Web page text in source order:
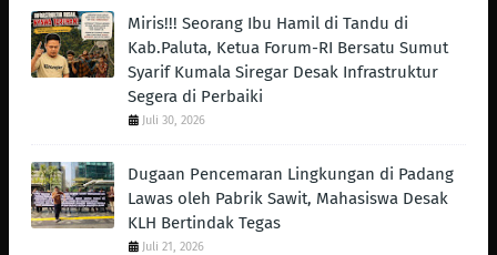
Miris!!! Seorang Ibu Hamil di Tandu di
Kab.Paluta, Ketua Forum-RI Bersatu Sumut
Syarif Kumala Siregar Desak Infrastruktur
Segera di Perbaiki
Juli 30, 2026
Dugaan Pencemaran Lingkungan di Padang
Lawas oleh Pabrik Sawit, Mahasiswa Desak
KLH Bertindak Tegas ‎
Juli 21, 2026